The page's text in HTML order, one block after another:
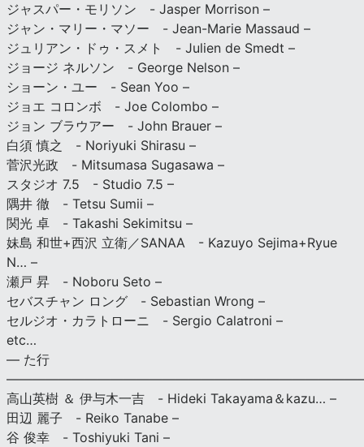
ジャスパー・モリソン - Jasper Morrison –
ジャン・マリー・マソー - Jean-Marie Massaud –
ジュリアン・ドゥ・スメト - Julien de Smedt –
ジョージ ネルソン - George Nelson –
ショーン・ユー - Sean Yoo –
ジョエ コロンボ - Joe Colombo –
ジョン ブラウアー - John Brauer –
白須 慎之 - Noriyuki Shirasu –
菅沢光政 - Mitsumasa Sugasawa –
スタジオ 7.5 - Studio 7.5 –
隅井 徹 - Tetsu Sumii –
関光 卓 - Takashi Sekimitsu –
妹島 和世+西沢 立衛／SANAA - Kazuyo Sejima+Ryue
N… –
瀬戸 昇 - Noboru Seto –
セバスチャン ロング - Sebastian Wrong –
セルジオ・カラトローニ - Sergio Calatroni –
etc…
— た行
高山英樹 ＆ 伊与木一吉 - Hideki Takayama＆kazu… –
田辺 麗子 - Reiko Tanabe –
谷 俊幸 - Toshiyuki Tani –